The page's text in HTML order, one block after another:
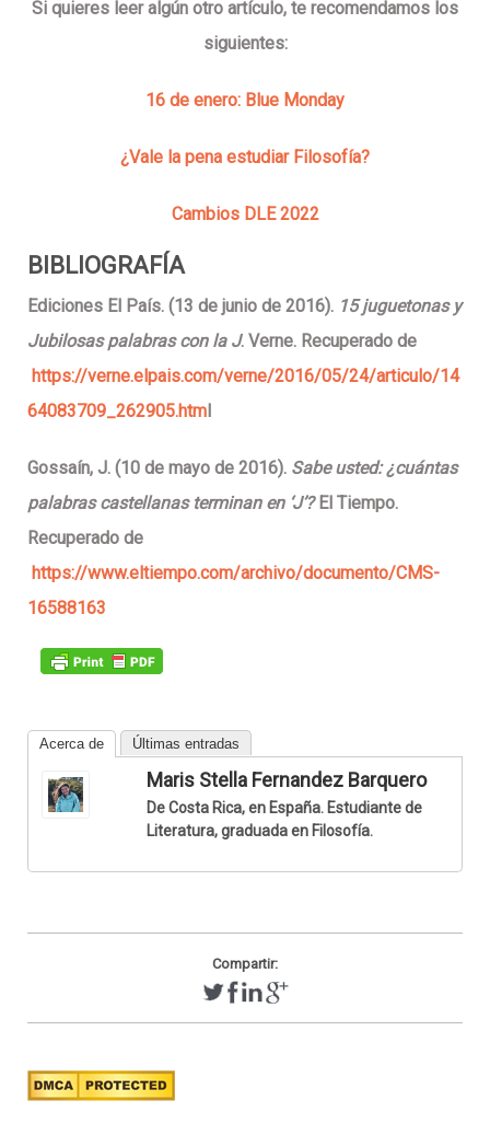
Si quieres leer algún otro artículo, te recomendamos los
siguientes:
16 de enero: Blue Monday
¿Vale la pena estudiar Filosofía?
Cambios DLE 2022
BIBLIOGRAFÍA
Ediciones El País. (13 de junio de 2016). 15 juguetonas y
Jubilosas palabras con la J. Verne. Recuperado de
https://verne.elpais.com/verne/2016/05/24/articulo/14
64083709_262905.html
Gossaín, J. (10 de mayo de 2016). Sabe usted: ¿cuántas
palabras castellanas terminan en ‘J’?El Tiempo.
Recuperado de
https://www.eltiempo.com/archivo/documento/CMS-
16588163
Acerca de Últimas entradas
Maris Stella Fernandez Barquero
De Costa Rica, en España. Estudiante de
Literatura, graduada en Filosofía.
Compartir: